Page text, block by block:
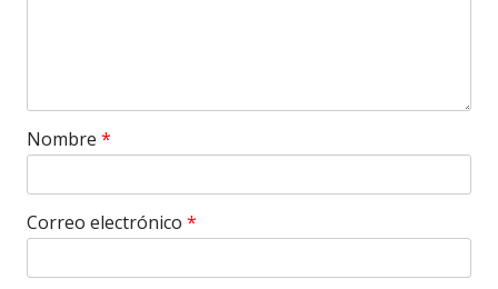
Nombre *
Correo electrónico *